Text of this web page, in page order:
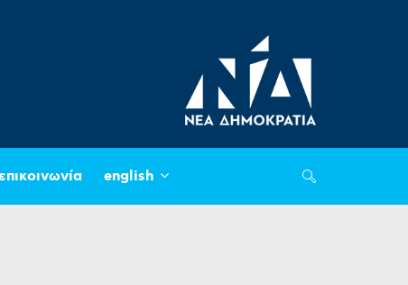
english